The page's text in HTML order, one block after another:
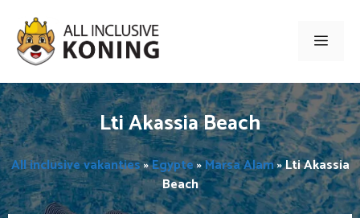
naar
inhoud
Menu
Lti Akassia Beach
All inclusive vakanties»Egypte»Marsa Alam»Lti Akassia
Beach